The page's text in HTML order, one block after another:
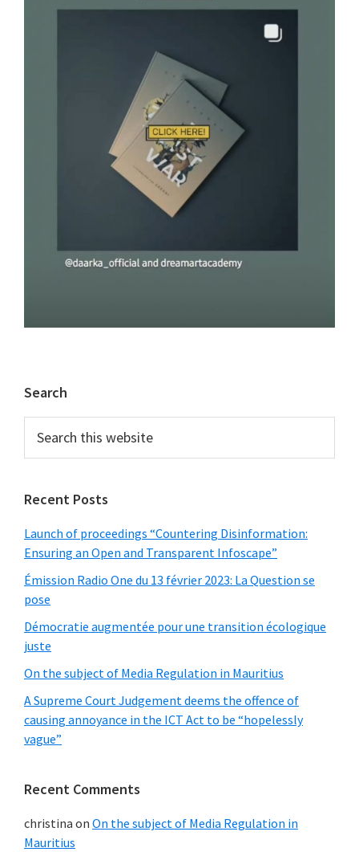
Primary
Sidebar
Search
this
Recent Posts
Launch of proceedings “Countering Disinformation:
Ensuring an Open and Transparent Infoscape”
Émission Radio One du 13 février 2023: La Question se
pose
Démocratie augmentée pour une transition écologique
juste
On the subject of Media Regulation in Mauritius
A Supreme Court Judgement deems the offence of
causing annoyance in the ICT Act to be “hopelessly
vague”
Recent Comments
christina on On the subject of Media Regulation in
Mauritius